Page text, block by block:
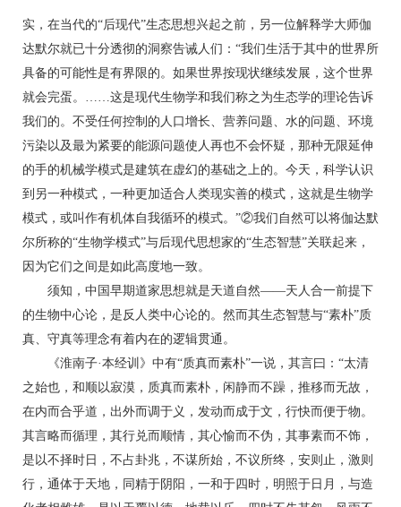
实，在当代的“后现代”生态思想兴起之前，另一位解释学大师伽
达默尔就已十分透彻的洞察告诫人们：“我们生活于其中的世界所
具备的可能性是有界限的。如果世界按现状继续发展，这个世界
就会完蛋。……这是现代生物学和我们称之为生态学的理论告诉
我们的。不受任何控制的人口增长、营养问题、水的问题、环境
污染以及最为紧要的能源问题使人再也不会怀疑，那种无限延伸
的手的机械学模式是建筑在虚幻的基础之上的。今天，科学认识
到另一种模式，一种更加适合人类现实善的模式，这就是生物学
模式，或叫作有机体自我循环的模式。”②我们自然可以将伽达默
尔所称的“生物学模式”与后现代思想家的“生态智慧”关联起来，
因为它们之间是如此高度地一致。
须知，中国早期道家思想就是天道自然——天人合一前提下
的生物中心论，是反人类中心论的。然而其生态智慧与“素朴”质
真、守真等理念有着内在的逻辑贯通。
《淮南子·本经训》中有“质真而素朴”一说，其言曰：“太清
之始也，和顺以寂漠，质真而素朴，闲静而不躁，推移而无故，
在内而合乎道，出外而调于义，发动而成于文，行快而便于物。
其言略而循理，其行兑而顺情，其心愉而不伪，其事素而不饰，
是以不择时日，不占卦兆，不谋所始，不议所终，安则止，激则
行，通体于天地，同精于阴阳，一和于四时，明照于日月，与造